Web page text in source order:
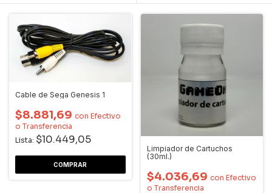
Cable de Sega Genesis 1
$8.881,69 con Efectivo
o Transferencia
Lista: $10.449,05
Limpiador de Cartuchos
(30ml.)
$4.036,69 con Efectivo
o Transferencia